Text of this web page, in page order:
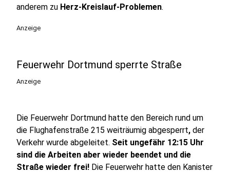
anderem zu Herz-Kreislauf-Problemen.
Anzeige
Feuerwehr Dortmund sperrte Straße
Anzeige
Die Feuerwehr Dortmund hatte den Bereich rund um
die Flughafenstraße 215 weiträumig abgesperrt, der
Verkehr wurde abgeleitet. Seit ungefähr 12:15 Uhr
sind die Arbeiten aber wieder beendet und die
Straße wieder frei! Die Feuerwehr hatte den Kanister